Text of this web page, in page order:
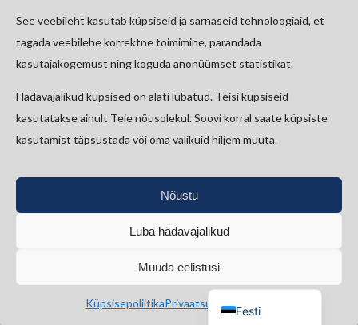
See veebileht kasutab küpsiseid ja sarnaseid tehnoloogiaid, et
tagada veebilehe korrektne toimimine, parandada
kasutajakogemust ning koguda anonüümset statistikat.
Hädavajalikud küpsised on alati lubatud. Teisi küpsiseid
kasutatakse ainult Teie nõusolekul. Soovi korral saate küpsiste
kasutamist täpsustada või oma valikuid hiljem muuta.
Nõustu
Luba hädavajalikud
Muuda eelistusi
KüpsisepoliitikaPrivaatsustingimused
E-riigi Akadeemia Sihtasutus
Tallinna Tehnikaülikool
Kontakt
Eesti
English (UK)